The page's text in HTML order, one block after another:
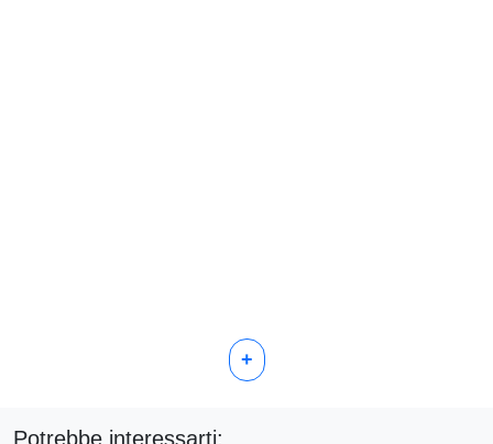
+
Potrebbe interessarti: